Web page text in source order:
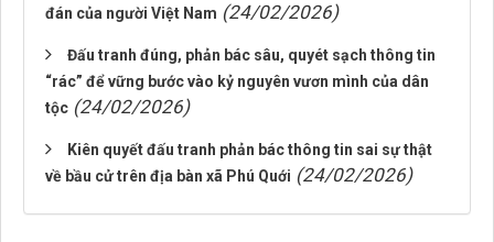
đán của người Việt Nam (24/02/2026)
Đấu tranh đúng, phản bác sâu, quyét sạch thông tin
“rác” để vững bước vào kỷ nguyên vươn mình của dân
tộc (24/02/2026)
Kiên quyết đấu tranh phản bác thông tin sai sự thật
về bầu cử trên địa bàn xã Phú Quới (24/02/2026)